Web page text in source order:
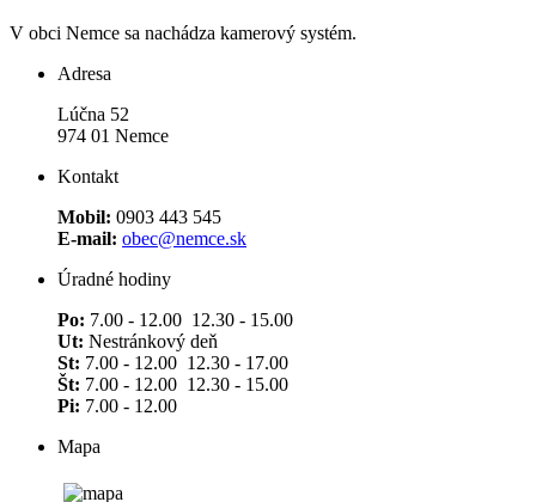
V obci Nemce sa nachádza kamerový systém.
Adresa
Lúčna 52
974 01 Nemce
Kontakt
Mobil: 0903 443 545
E-mail: obec@nemce.sk
Úradné hodiny
Po: 7.00 - 12.00 12.30 - 15.00
Ut: Nestránkový deň
St: 7.00 - 12.00 12.30 - 17.00
Št: 7.00 - 12.00 12.30 - 15.00
Pi: 7.00 - 12.00
Mapa